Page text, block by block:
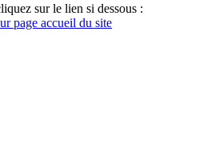
sur le lien si dessous :
page accueil du site